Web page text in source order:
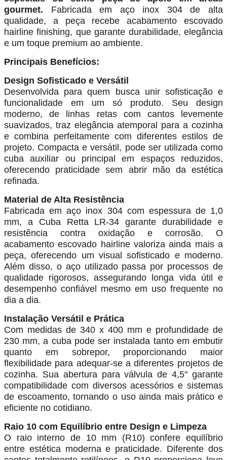
gourmet. Fabricada em aço inox 304 de alta
qualidade, a peça recebe acabamento escovado
hairline finishing, que garante durabilidade, elegância
e um toque premium ao ambiente.
Principais Benefícios:
Design Sofisticado e Versátil
Desenvolvida para quem busca unir sofisticação e
funcionalidade em um só produto. Seu design
moderno, de linhas retas com cantos levemente
suavizados, traz elegância atemporal para a cozinha
e combina perfeitamente com diferentes estilos de
projeto. Compacta e versátil, pode ser utilizada como
cuba auxiliar ou principal em espaços reduzidos,
oferecendo praticidade sem abrir mão da estética
refinada.
Material de Alta Resistência
Fabricada em aço inox 304 com espessura de 1,0
mm, a Cuba Retta LR-34 garante durabilidade e
resistência contra oxidação e corrosão. O
acabamento escovado hairline valoriza ainda mais a
peça, oferecendo um visual sofisticado e moderno.
Além disso, o aço utilizado passa por processos de
qualidade rigorosos, assegurando longa vida útil e
desempenho confiável mesmo em uso frequente no
dia a dia.
Instalação Versátil e Prática
Com medidas de 340 x 400 mm e profundidade de
230 mm, a cuba pode ser instalada tanto em embutir
quanto em sobrepor, proporcionando maior
flexibilidade para adequar-se a diferentes projetos de
cozinha. Sua abertura para válvula de 4,5" garante
compatibilidade com diversos acessórios e sistemas
de escoamento, tornando o uso ainda mais prático e
eficiente no cotidiano.
Raio 10 com Equilíbrio entre Design e Limpeza
O raio interno de 10 mm (R10) confere equilíbrio
entre estética moderna e praticidade. Diferente dos